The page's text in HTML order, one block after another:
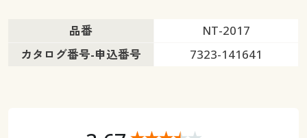
品番
NT-2017
カタログ番号-申込番号
7323-141641